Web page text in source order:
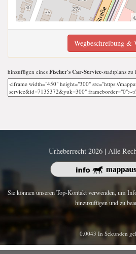
Wegbeschreibung &
hinzufügen eines Fischer's Car-Service-stadtplans zu
Urheberrecht 2026 | Alle
Sie können unseren Top-Kontakt verwenden, um
hinzuzufügen und zu
0.0043 In Sekunden